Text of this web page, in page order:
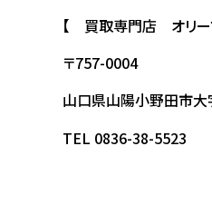
【 買取専門店 オリー
〒757-0004
山口県山陽小野田市大
TEL 0836-38-5523